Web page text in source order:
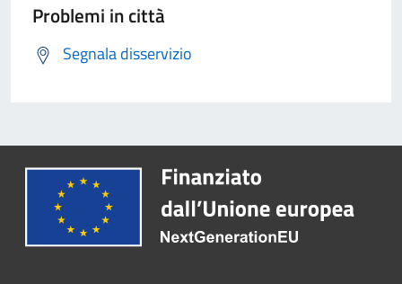
Problemi in città
Segnala disservizio